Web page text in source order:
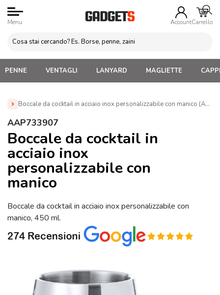
Menu AccountCarrello
PENNE VENTAGLI LANYARD MAGLIETTE
Boccale da cocktail in acciaio inox personalizzabile con manico
Home » Gadget Cucina
(AAP733907)
AAP733907
Boccale da cocktail in
acciaio inox
personalizzabile con
manico
Boccale da cocktail in acciaio inox personalizzabile con
manico, 450 ml.